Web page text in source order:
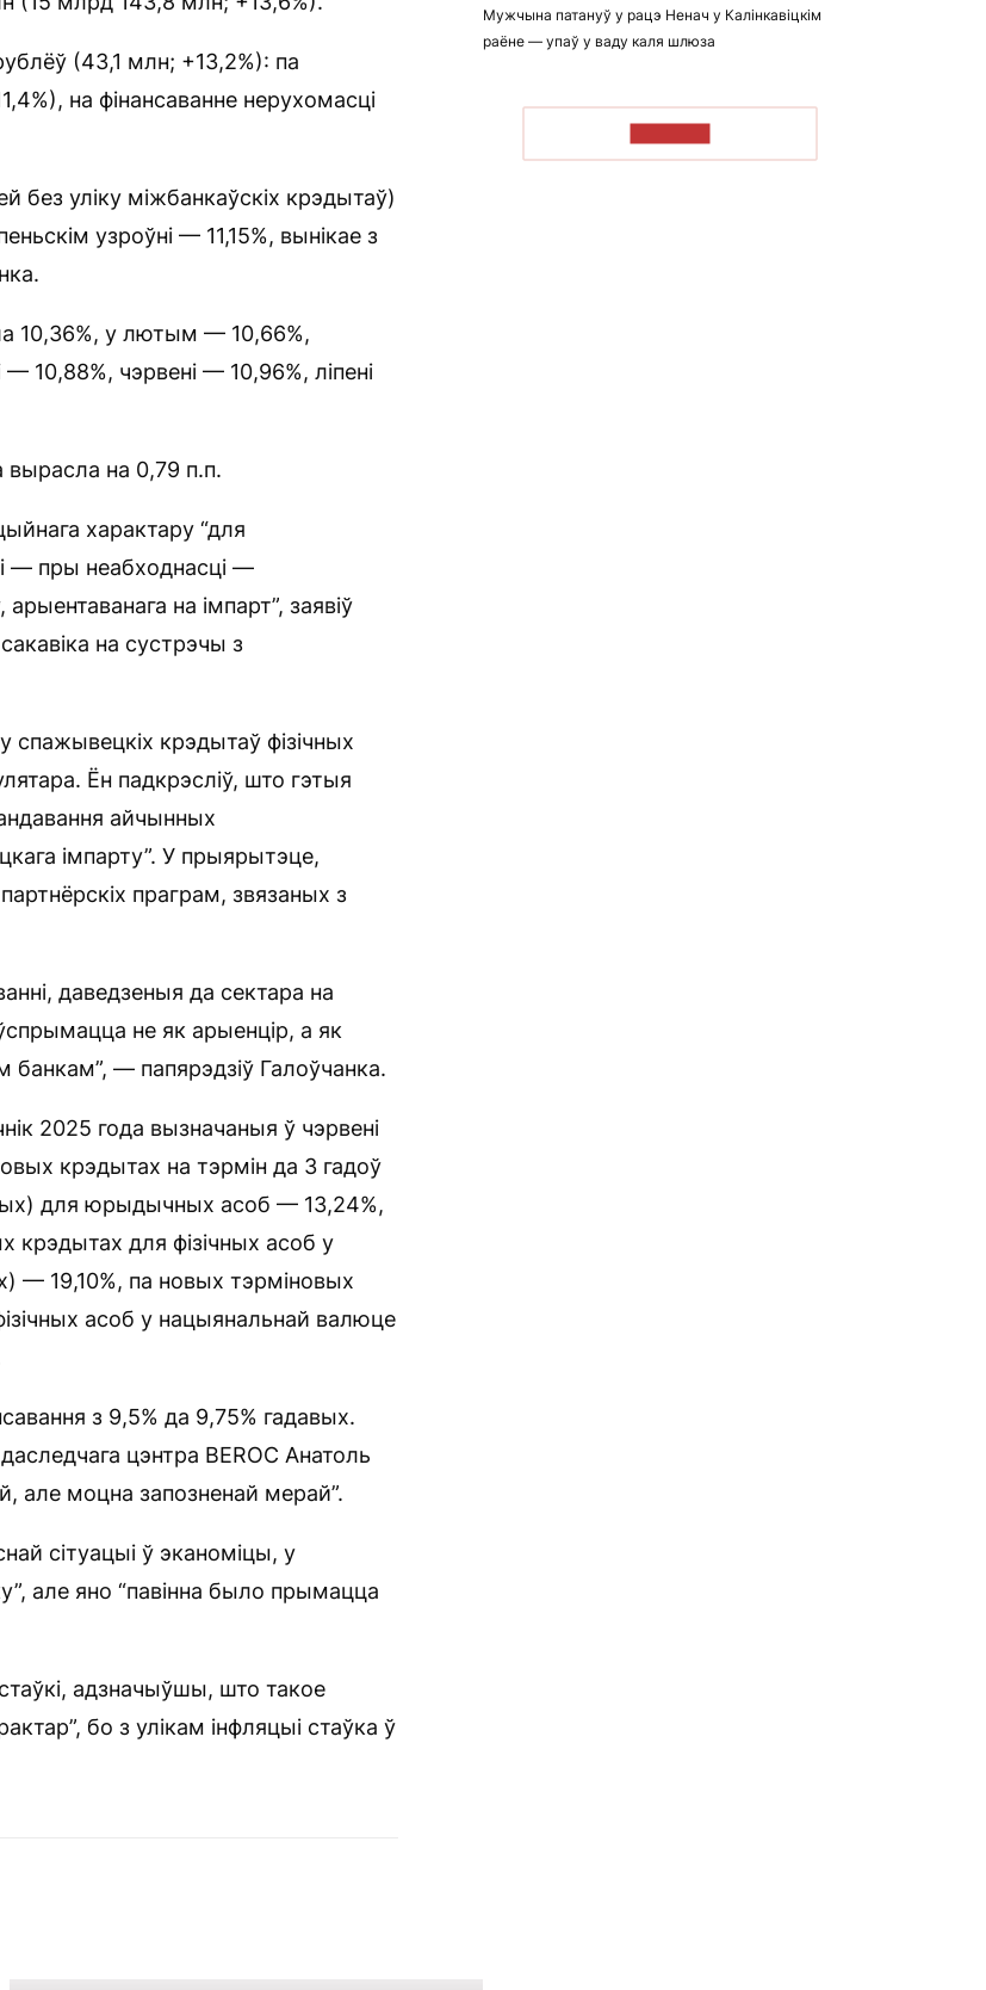
(43,1 млн; +13,2%): па
на фінансаванне нерухомасці
без уліку міжбанкаўскіх крэдытаў)
узроўні — 11,15%, вынікае з
10,36%, у лютым — 10,66%,
10,88%, чэрвені — 10,96%, ліпені
вырасла на 0,79 п.п.
характару “для
— пры неабходнасці —
на імпарт”, заявіў
на сустрэчы з
спажывецкіх крэдытаў фізічных
Ён падкрэсліў, што гэтыя
айчынных
імпарту”. У прыярытэце,
праграм, звязаных з
даведзеныя да сектара на
не як арыенцір, а як
— папярэдзіў Галоўчанка.
2025 года вызначаныя ў чэрвені
крэдытах на тэрмін да 3 гадоў
для юрыдычных асоб — 13,24%,
крэдытах для фізічных асоб у
— 19,10%, па новых тэрміновых
асоб у нацыянальнай валюце
з 9,5% да 9,75% гадавых.
цэнтра BEROC Анатоль
але моцна запозненай мерай”.
сітуацыі ў эканоміцы, у
але яно “павінна было прымацца
адзначыўшы, што такое
бо з улікам інфляцыі стаўка ў
Мужчына патануў у рацэ Ненач у Калінкавіцкім
раёне — упаў у ваду каля шлюза